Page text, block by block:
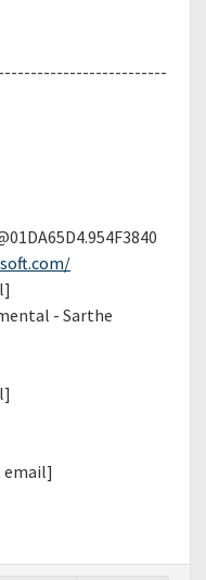
- Sarthe
email]